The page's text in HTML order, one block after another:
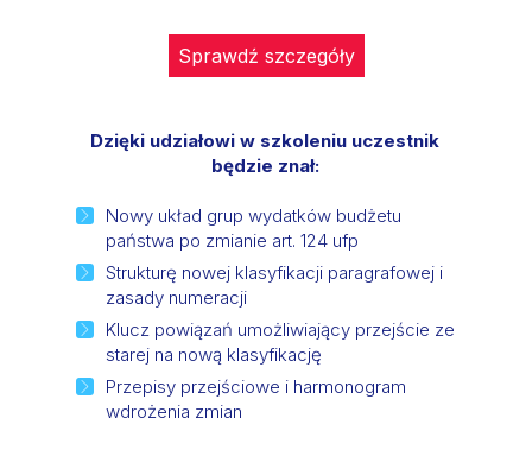
Sprawdź szczegóły
Dzięki udziałowi w szkoleniu uczestnik
będzie znał:
Nowy układ grup wydatków budżetu
państwa po zmianie art. 124 ufp
Strukturę nowej klasyfikacji paragrafowej i
zasady numeracji
Klucz powiązań umożliwiający przejście ze
starej na nową klasyfikację
Przepisy przejściowe i harmonogram
wdrożenia zmian